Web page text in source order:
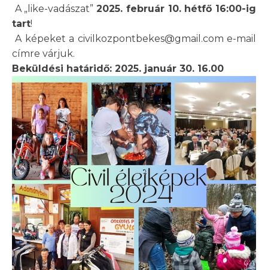
A „like-vadászat”2025. február 10. hétfő 16:00-ig
tart!
A képeket a civilkozpontbekes@gmail.com e-mail
címre várjuk.
Beküldési határidő: 2025. január 30. 16.00